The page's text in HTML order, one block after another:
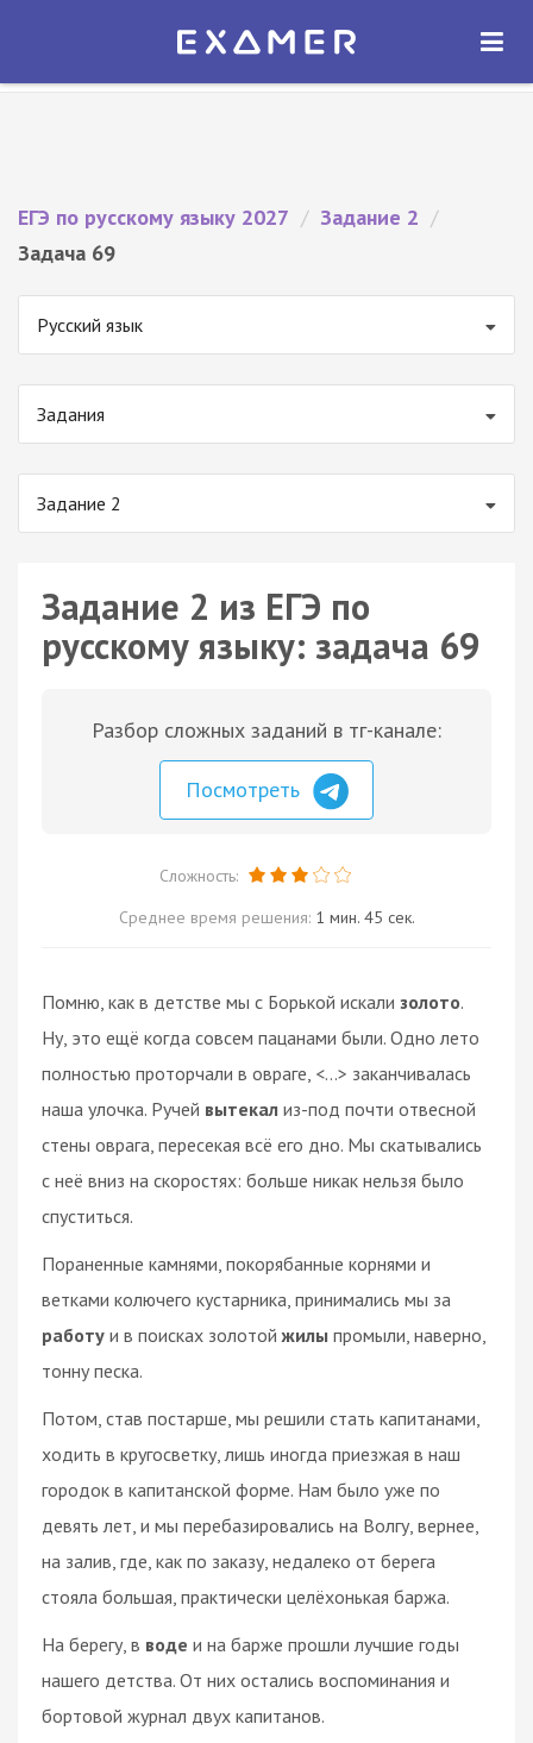
Экзамер — ЕГЭ 2027
ОТКРЫТЬ
ЕГЭ по русскому языку 2027 / Задание 2 /
Задача 69
Русский язык
Задания
Задание 2
Задание 2 из ЕГЭ по
русскому языку: задача 69
Разбор сложных заданий в тг-канале:
Посмотреть
Сложность:
Среднее время решения: 1 мин. 45 сек.
Помню, как в детстве мы с Борькой искали золото.
Ну, это ещё когда совсем пацанами были. Одно лето
полностью проторчали в овраге, <...> заканчивалась
наша улочка. Ручей вытекал из-под почти отвесной
стены оврага, пересекая всё его дно. Мы скатывались
с неё вниз на скоростях: больше никак нельзя было
спуститься.
Пораненные камнями, покорябанные корнями и
ветками колючего кустарника, принимались мы за
работу и в поисках золотойжилы промыли, наверно,
тонну песка.
Потом, став постарше, мы решили стать капитанами,
ходить в кругосветку, лишь иногда приезжая в наш
городок в капитанской форме. Нам было уже по
девять лет, и мы перебазировались на Волгу, вернее,
на залив, где, как по заказу, недалеко от берега
стояла большая, практически целёхонькая баржа.
На берегу, в воде и на барже прошли лучшие годы
нашего детства. От них остались воспоминания и
бортовой журнал двух капитанов.